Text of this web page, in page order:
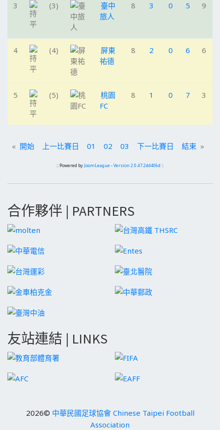
3 (3)
臺中
旅人
8 3 0 5 9
4 (4)
屏東
祐德
8 2 0 6 6
5 (5)
桃園
FC
8 1 0 7 3
« 開始 上一比賽日 01 02 03 下一比賽日 結束 »
:: Powered by JoomLeague -Version 2.0.47.2dd406d ::
合作夥伴 | PARTNERS
友站連結 | LINKS
2026© 中華民國足球協會 Chinese Taipei Football
Association